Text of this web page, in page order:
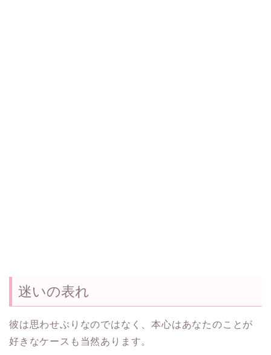
迷いの表れ
彼は思わせぶりなのではなく、本心はあなたのことが
好きなケースも当然あります。